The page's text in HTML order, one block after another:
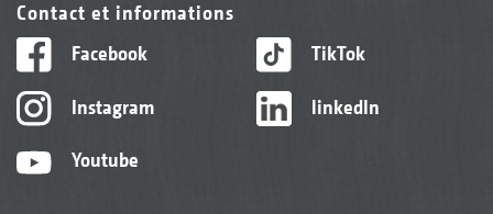
Contact et informations
Facebook
Instagram
Youtube
TikTok
linkedIn